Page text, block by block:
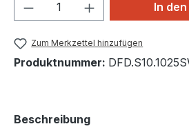
In
Zum Merkzettel hinzufügen
Produktnummer:
Beschreibung